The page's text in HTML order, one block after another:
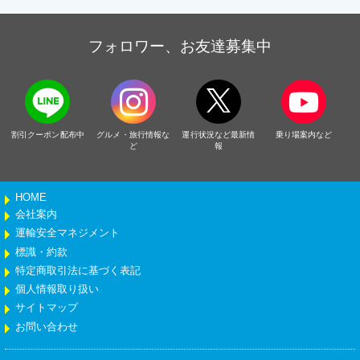
フォロワー、お友達募集中
割引クーポン配布中
グルメ・旅行情報な
ど
運行状況など最新情
報
乗り場案内など
HOME
会社案内
運輸安全マネジメント
標識・約款
特定商取引法に基づく表記
個人情報取り扱い
サイトマップ
お問い合わせ